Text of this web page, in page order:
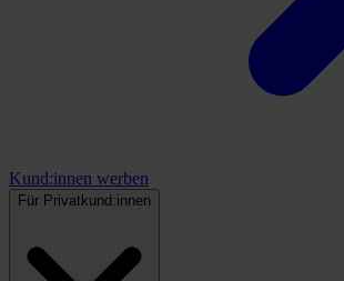
Kund:innen werben
Für Privatkund:innen